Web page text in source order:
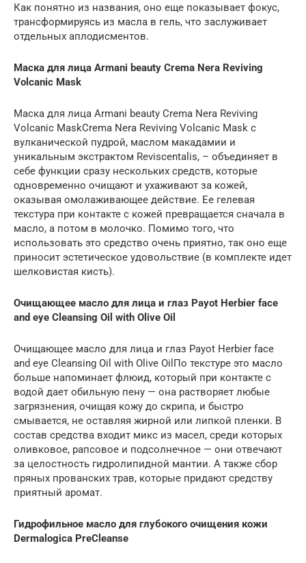
Как понятно из названия, оно еще показывает фокус,
трансформируясь из масла в гель, что заслуживает
отдельных аплодисментов.
Маска для лица Armani beauty Crema Nera Reviving
Volcanic Mask
Маска для лица Armani beauty Crema Nera Reviving
Volcanic MaskCrema Nera Reviving Volcanic Mask с
вулканической пудрой, маслом макадамии и
уникальным экстрактом Reviscentalis, – объединяет в
себе функции сразу нескольких средств, которые
одновременно очищают и ухаживают за кожей,
оказывая омолаживающее действие. Ее гелевая
текстура при контакте с кожей превращается сначала в
масло, а потом в молочко. Помимо того, что
использовать это средство очень приятно, так оно еще
приносит эстетическое удовольствие (в комплекте идет
шелковистая кисть).
Очищающее масло для лица и глаз Payot Herbier face
and eye Cleansing Oil with Olive Oil
Очищающее масло для лица и глаз Payot Herbier face
and eye Cleansing Oil with Olive OilПо текстуре это масло
больше напоминает флюид, который при контакте с
водой дает обильную пену — она растворяет любые
загрязнения, очищая кожу до скрипа, и быстро
смывается, не оставляя жирной или липкой пленки. В
состав средства входит микс из масел, среди которых
оливковое, рапсовое и подсолнечное — они отвечают
за целостность гидролипидной мантии. А также сбор
пряных прованских трав, которые придают средству
приятный аромат.
Гидрофильное масло для глубокого очищения кожи
Dermalogica PreCleanse